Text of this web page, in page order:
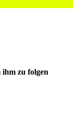
ihm zu folgen